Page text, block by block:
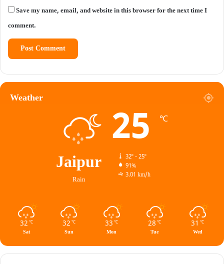
Save my name, email, and website in this browser for the next time I
comment.
Weather
Jaipur
Rain
25 ℃
32º - 25º
91%
3.01 km/h
32 ℃
Sat
32 ℃
Sun
33 ℃
Mon
28 ℃
Tue
31 ℃
Wed